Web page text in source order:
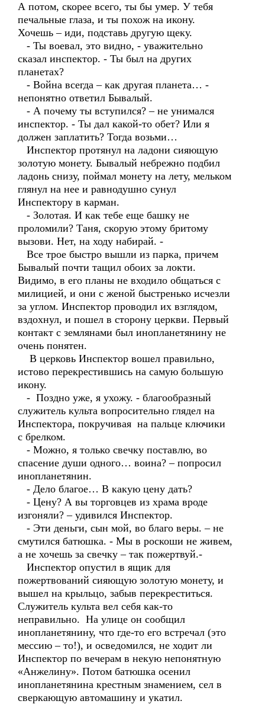
А потом, скорее всего, ты бы умер. У тебя
печальные глаза, и ты похож на икону.
Хочешь – иди, подставь другую щеку.
- Ты воевал, это видно, - уважительно
сказал инспектор. - Ты был на других
планетах?
- Война всегда – как другая планета… -
непонятно ответил Бывалый.
- А почему ты вступился? – не унимался
инспектор. - Ты дал какой-то обет? Или я
должен заплатить? Тогда возьми…
Инспектор протянул на ладони сияющую
золотую монету. Бывалый небрежно подбил
ладонь снизу, поймал монету на лету, мельком
глянул на нее и равнодушно сунул
Инспектору в карман.
- Золотая. И как тебе еще башку не
проломили? Таня, скорую этому бритому
вызови. Нет, на ходу набирай. -
Все трое быстро вышли из парка, причем
Бывалый почти тащил обоих за локти.
Видимо, в его планы не входило общаться с
милицией, и они с женой быстренько исчезли
за углом. Инспектор проводил их взглядом,
вздохнул, и пошел в сторону церкви. Первый
контакт с землянами был инопланетянину не
очень понятен.
В церковь Инспектор вошел правильно,
истово перекрестившись на самую большую
икону.
- Поздно уже, я ухожу. - благообразный
служитель культа вопросительно глядел на
Инспектора, покручивая на пальце ключики
с брелком.
- Можно, я только свечку поставлю, во
спасение души одного… воина? – попросил
инопланетянин.
- Дело благое… В какую цену дать?
- Цену? А вы торговцев из храма вроде
изгоняли? – удивился Инспектор.
- Эти деньги, сын мой, во благо веры. – не
смутился батюшка. - Мы в роскоши не живем,
а не хочешь за свечку – так пожертвуй.-
Инспектор опустил в ящик для
пожертвований сияющую золотую монету, и
вышел на крыльцо, забыв перекреститься.
Служитель культа вел себя как-то
неправильно. На улице он сообщил
инопланетянину, что где-то его встречал (это
мессию – то!), и осведомился, не ходит ли
Инспектор по вечерам в некую непонятную
«Анжелину». Потом батюшка осенил
инопланетянина крестным знамением, сел в
сверкающую автомашину и укатил.